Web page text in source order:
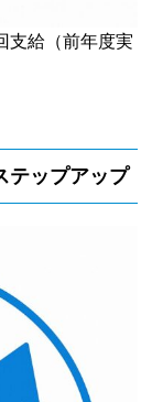
支給（前年度実
テップアップ